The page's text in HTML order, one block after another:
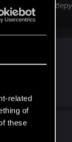
related
of
these
решил
корпусе